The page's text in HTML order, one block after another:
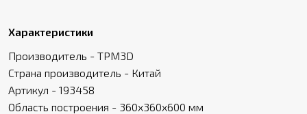
Характеристики
Производитель - TPM3D
Страна производитель - Китай
Артикул - 193458
Область построения - 360х360х600 мм